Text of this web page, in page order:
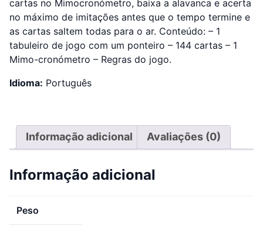
cartas no Mimocronómetro, baixa a alavanca e acerta
no máximo de imitações antes que o tempo termine e
as cartas saltem todas para o ar. Conteúdo: – 1
tabuleiro de jogo com um ponteiro – 144 cartas – 1
Mimo-cronómetro – Regras do jogo.
Idioma: Português
Informação adicional Avaliações (0)
Informação adicional
Peso